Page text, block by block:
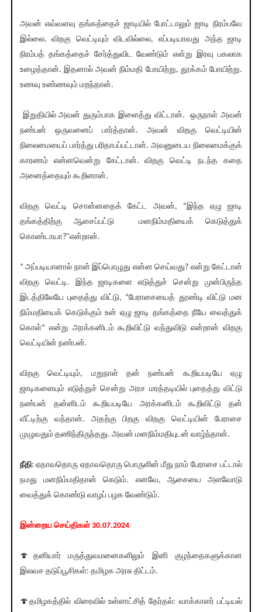
அவன் எவ்வளவு தங்கத்தைச் ஜாடியில் போட்டாலும் ஜாடி நிரம்பவே
இல்லை. விறகு வெட்டியும் விடவில்லை, எப்படியாவது அந்த ஜாடி
நிரம்பத் தங்கத்தைச் சேர்த்துவிட வேண்டும் என்று இரவு பகலாக
உழைத்தான். இதனால் அவன் நிம்மதி போயிற்று, தூக்கம் போயிற்று.
உணவு உண்ணவும் மறந்தான்.
இறுதியில் அவன் துரும்பாக இளைத்து விட்டான். ஒருநாள் அவன்
நண்பன் ஒருவனைப் பார்த்தான். அவன் விறகு வெட்டியின்
நிலைமையைப் பார்த்து பரிதாபப்பட்டான். அவனுடைய நிலைமைக்குக்
காரணம் என்னவென்று கேட்டான். விறகு வெட்டி நடந்த கதை
அனைத்தையும் கூறினான்.
விறகு வெட்டி சொன்னதைக் கேட்ட அவன், “இந்த ஏழு ஜாடி
தங்கத்திற்கு ஆசைப்பட்டு மனநிம்மதியைக் கெடுத்துக்
கொண்டாயா?"என்றான்.
” அப்படியானால் நான் இப்பொழுது என்ன செய்வது? என்று கேட்டான்
விறகு வெட்டி. இந்த ஜாடிகளை எடுத்துச் சென்று முன்பிருந்த
இடத்திலேயே புதைத்து விட்டு, “பேராசையைத் தூண்டி விட்டு மன
நிம்மதியைக் கெடுக்கும் உன் ஏழு ஜாடி தங்கத்தை நீயே வைத்துக்
கொள்” என்று அரக்கனிடம் கூறிவிட்டு வந்துவிடு என்றான் விறகு
வெட்டியின் நண்பன்.
விறகு வெட்டியும், மறுநாள் தன் நண்பன் கூறியபடியே ஏழு
ஜாடிகளையும் எடுத்துச் சென்று அரச மரத்தடியில் புதைத்து விட்டு
நண்பன் தன்னிடம் கூறியபடியே அரக்கனிடம் கூறிவிட்டு தன்
வீட்டிற்கு வந்தான். அதற்கு பிறகு விறகு வெட்டியின் பேராசை
முழுவதும் தணிந்திருந்தது. அவன் மனநிம்மதியுடன் வாழ்ந்தான்.
நீதி: ஏதாவதொரு ஏதாவதொரு பொருளின் மீது நாம் பேராசை பட்டால்
நமது மனநிம்மதிதான் கெடும். எனவே, ஆசையை அளவோடு
வைத்துக் கொண்டு வாழப் பழக வேண்டும்.
இன்றைய செய்திகள் 30.07.2024
🍄தனியார் மருத்துவமனைகளிலும் இனி குழந்தைகளுக்கான
இலவச தடுப்பூசிகள்: தமிழக அரசு திட்டம்.
🍄தமிழகத்தில் விரைவில் உள்ளாட்சித் தேர்தல்: வாக்காளர் பட்டியல்